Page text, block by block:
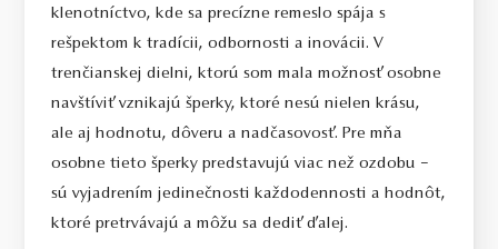
klenotníctvo, kde sa precízne remeslo spája s
rešpektom k tradícii, odbornosti a inovácii. V
trenčianskej dielni, ktorú som mala možnosť osobne
navštíviť vznikajú šperky, ktoré nesú nielen krásu,
ale aj hodnotu, dôveru a nadčasovosť. Pre mňa
osobne tieto šperky predstavujú viac než ozdobu –
sú vyjadrením jedinečnosti každodennosti a hodnôt,
ktoré pretrvávajú a môžu sa dediť ďalej.